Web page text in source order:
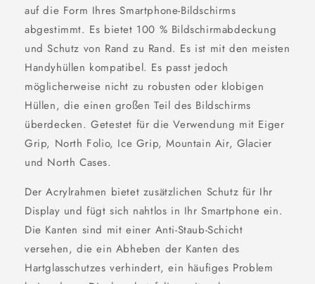
auf die Form Ihres Smartphone-Bildschirms
abgestimmt. Es bietet 100 % Bildschirmabdeckung
und Schutz von Rand zu Rand. Es ist mit den meisten
Handyhüllen kompatibel. Es passt jedoch
möglicherweise nicht zu robusten oder klobigen
Hüllen, die einen großen Teil des Bildschirms
überdecken. Getestet für die Verwendung mit Eiger
Grip, North Folio, Ice Grip, Mountain Air, Glacier
und North Cases.
Der Acrylrahmen bietet zusätzlichen Schutz für Ihr
Display und fügt sich nahtlos in Ihr Smartphone ein.
Die Kanten sind mit einer Anti-Staub-Schicht
versehen, die ein Abheben der Kanten des
Hartglasschutzes verhindert, ein häufiges Problem